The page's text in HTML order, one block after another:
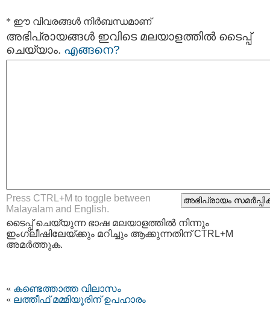
* ഈ വിവരങ്ങള്‍ നിര്‍ബന്ധമാണ്
അഭിപ്രായങ്ങള്‍ ഇവിടെ മലയാളത്തില്‍ ടൈപ്പ്
ചെയ്യാം. എങ്ങനെ?
Press CTRL+M to toggle between
Malayalam and English.
ടൈപ്പ്‌ ചെയ്യുന്ന ഭാഷ മലയാളത്തില്‍ നിന്നും
ഇംഗ്ലീഷിലേയ്ക്കും മറിച്ചും ആക്കുന്നതിന് CTRL+M
അമര്‍ത്തുക.
« കണ്ടെത്താത്ത വിലാസം
« ലത്തീഫ് മമ്മിയൂരിന് ഉപഹാരം